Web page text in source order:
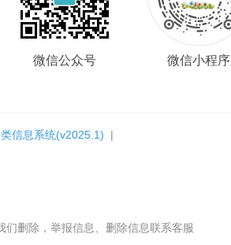
微信公众号 微信小程序
信息系统(v2025.1) |
删除，举报信息、删除信息联系客服